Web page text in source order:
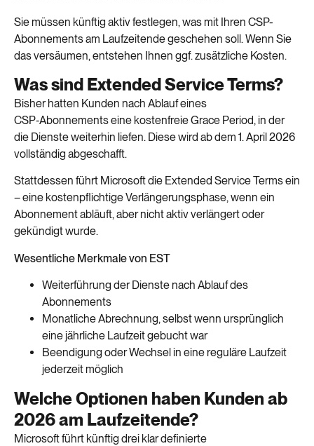
Sie müssen künftig aktiv festlegen, was mit Ihren CSP-
Abonnements am Laufzeitende geschehen soll. Wenn Sie
das versäumen, entstehen Ihnen ggf. zusätzliche Kosten.
Was sind Extended Service Terms?
Bisher hatten Kunden nach Ablauf eines
CSP‑Abonnements eine kostenfreie Grace Period, in der
die Dienste weiterhin liefen. Diese wird ab dem 1. April 2026
vollständig abgeschafft.
Stattdessen führt Microsoft die Extended Service Terms ein
– eine kostenpflichtige Verlängerungsphase, wenn ein
Abonnement abläuft, aber nicht aktiv verlängert oder
gekündigt wurde.
Wesentliche Merkmale von EST
Weiterführung der Dienste nach Ablauf des
Abonnements
Monatliche Abrechnung, selbst wenn ursprünglich
eine jährliche Laufzeit gebucht war
Beendigung oder Wechsel in eine reguläre Laufzeit
jederzeit möglich
Welche Optionen haben Kunden ab
2026 am Laufzeitende?
Microsoft führt künftig drei klar definierte